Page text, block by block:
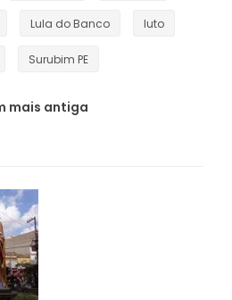
Lula do Banco luto
Surubim PE
mais antiga